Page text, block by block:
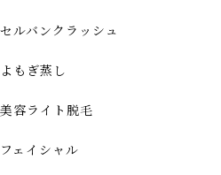
セルバンクラッシュ
よもぎ蒸し
美容ライト脱毛
フェイシャル